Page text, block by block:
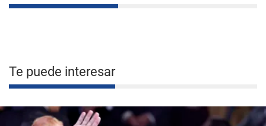
Te puede interesar